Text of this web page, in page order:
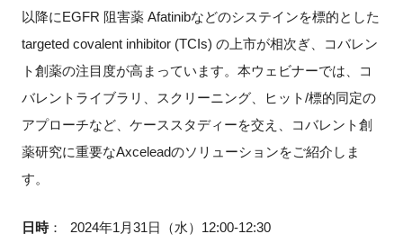
施設・アクセス
FAQ
イベントお知らせメール登録
以降にEGFR 阻害薬 Afatinibなどのシステインを標的とした
targeted covalent inhibitor (TCIs) の上市が相次ぎ、コバレン
ト創薬の注目度が高まっています。本ウェビナーでは、コ
バレントライブラリ、スクリーニング、ヒット/標的同定の
アプローチなど、ケーススタディーを交え、コバレント創
薬研究に重要なAxceleadのソリューションをご紹介しま
す。
日時： 2024年1月31日（水）12:00-12:30